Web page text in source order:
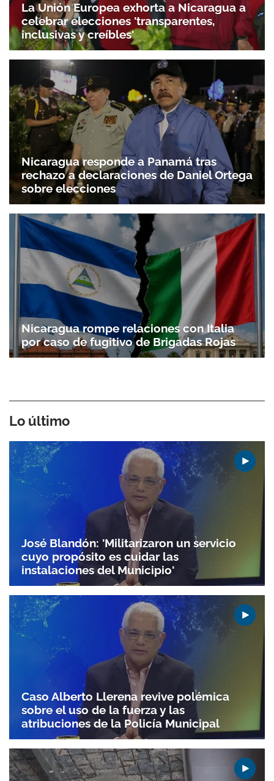
La Unión Europea exhorta a Nicaragua a
celebrar elecciones 'transparentes,
inclusivas y creíbles'
Nicaragua responde a Panamá tras
rechazo a declaraciones de Daniel Ortega
sobre elecciones
Nicaragua rompe relaciones con Italia
por caso de fugitivo de Brigadas Rojas
Lo último
José Blandón: 'Militarizaron un servicio
cuyo propósito es cuidar las
instalaciones del Municipio'
Caso Alberto Llerena revive polémica
sobre el uso de la fuerza y las
atribuciones de la Policía Municipal